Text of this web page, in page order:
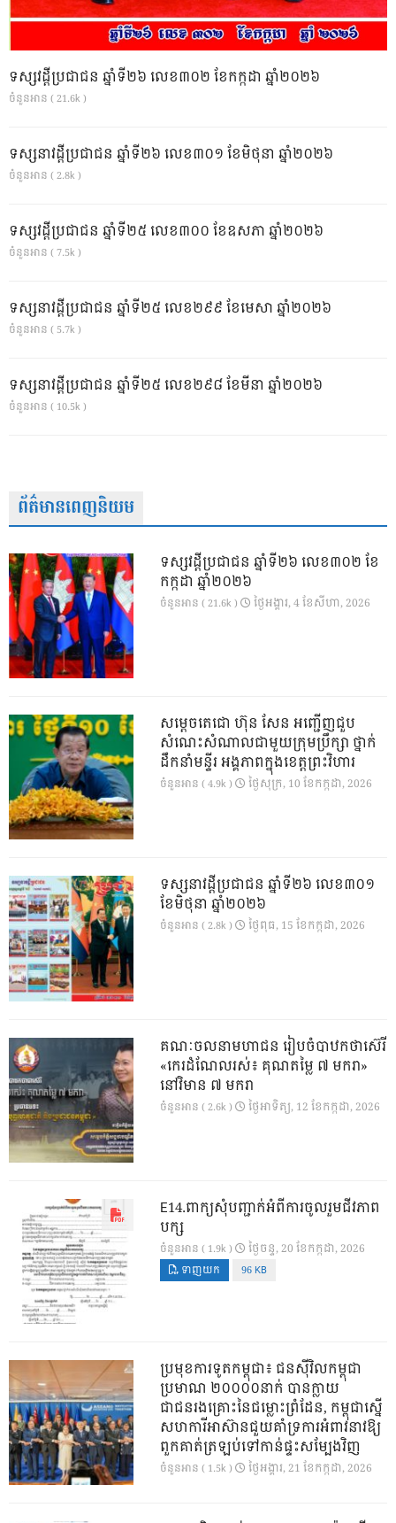
ទស្សវដ្តីប្រជាជន ឆ្នាំទី២៦ លេខ៣០២ ខែកក្កដា ឆ្នាំ២០២៦
ចំនួនអាន ( 21.6k )
ទស្សនាវដ្ដីប្រជាជន ឆ្នាំទី២៦ លេខ៣០១ ខែមិថុនា ឆ្នាំ២០២៦
ចំនួនអាន ( 2.8k )
ទស្សវដ្តីប្រជាជន ឆ្នាំទី២៥ លេខ៣០០ ខែឧសភា ឆ្នាំ២០២៦
ចំនួនអាន ( 7.5k )
ទស្សនាវដ្ដីប្រជាជន ឆ្នាំទី២៥ លេខ២៩៩ ខែមេសា ឆ្នាំ២០២៦
ចំនួនអាន ( 5.7k )
ទស្សនាវដ្ដីប្រជាជន ឆ្នាំទី២៥ លេខ២៩៨ ខែមីនា ឆ្នាំ២០២៦
ចំនួនអាន ( 10.5k )
ព័ត៌មានពេញនិយម
ទស្សវដ្តីប្រជាជន ឆ្នាំទី២៦ លេខ៣០២ ខែ
កក្កដា ឆ្នាំ២០២៦
ចំនួនអាន ( 21.6k ) ថ្ងៃ​អង្គារ, 4 ខែ​សីហា, 2026
សម្តេចតេជោ ហ៊ុន សែន អញ្ជើញជួប
សំណេះសំណាលជាមួយក្រុមប្រឹក្សា ថ្នាក់
ដឹកនាំមន្ទីរ អង្គភាពក្នុងខេត្តព្រះវិហារ
ចំនួនអាន ( 4.9k ) ថ្ងៃ​សុក្រ, 10 ខែ​កក្កដា, 2026
ទស្សនាវដ្ដីប្រជាជន ឆ្នាំទី២៦ លេខ៣០១
ខែមិថុនា ឆ្នាំ២០២៦
ចំនួនអាន ( 2.8k ) ថ្ងៃ​ពុធ, 15 ខែ​កក្កដា, 2026
គណៈចលនាមហាជន រៀបចំបាឋកថាស៊េរី
«កេរដំណែលរស់៖ គុណតម្លៃ ៧ មករា»
នៅវិមាន ៧ មករា
ចំនួនអាន ( 2.6k ) ថ្ងៃ​អាទិត្យ, 12 ខែ​កក្កដា, 2026
E14.ពាក្យសុំបញ្ជាក់អំពីការចូលរួមជីវភាព
បក្ស
ចំនួនអាន ( 1.9k ) ថ្ងៃ​ចន្ទ, 20 ខែ​កក្កដា, 2026
ទាញយក 96 KB
ប្រមុខការទូតកម្ពុជា៖ ជនស៊ីវិលកម្ពុជា
ប្រមាណ ២០០០០នាក់ បានក្លាយ
ជាជនរងគ្រោះនៃជម្លោះព្រំដែន, កម្ពុជាស្នើ
សហការីអាស៊ានជួយគាំទ្រការអំពាវនាវឱ្យ
ពួកគាត់ត្រឡប់ទៅកាន់ផ្ទះសម្បែងវិញ
ចំនួនអាន ( 1.5k ) ថ្ងៃ​អង្គារ, 21 ខែ​កក្កដា, 2026